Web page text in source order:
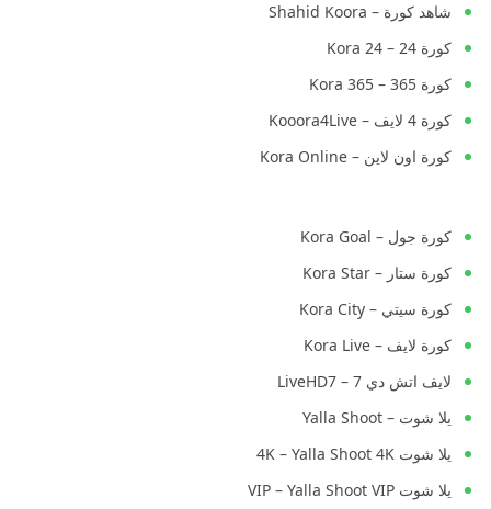
شاهد كورة – Shahid Koora
كورة 24 – Kora 24
كورة 365 – Kora 365
كورة 4 لايف – Kooora4Live
كورة اون لاين – Kora Online
كورة جول – Kora Goal
كورة ستار – Kora Star
كورة سيتي – Kora City
كورة لايف – Kora Live
لايف اتش دي 7 – LiveHD7
يلا شوت – Yalla Shoot
يلا شوت 4K – Yalla Shoot 4K
يلا شوت VIP – Yalla Shoot VIP